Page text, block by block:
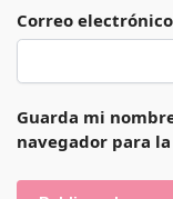
Correo electrónico
Guarda mi
navegador para